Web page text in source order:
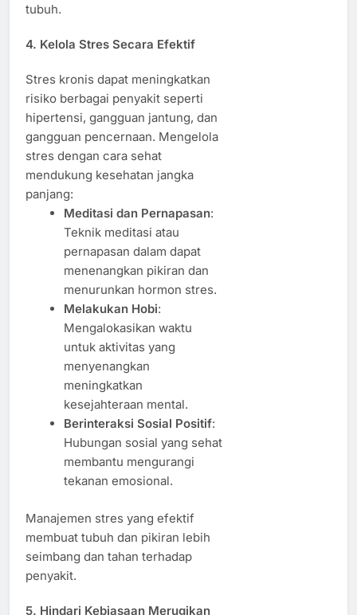
tubuh.
4. Kelola Stres Secara Efektif
Stres kronis dapat meningkatkan
risiko berbagai penyakit seperti
hipertensi, gangguan jantung, dan
gangguan pencernaan. Mengelola
stres dengan cara sehat
mendukung kesehatan jangka
panjang:
Meditasi dan Pernapasan:
Teknik meditasi atau
pernapasan dalam dapat
menenangkan pikiran dan
menurunkan hormon stres.
Melakukan Hobi:
Mengalokasikan waktu
untuk aktivitas yang
menyenangkan
meningkatkan
kesejahteraan mental.
Berinteraksi Sosial Positif:
Hubungan sosial yang sehat
membantu mengurangi
tekanan emosional.
Manajemen stres yang efektif
membuat tubuh dan pikiran lebih
seimbang dan tahan terhadap
penyakit.
5. Hindari Kebiasaan Merugikan